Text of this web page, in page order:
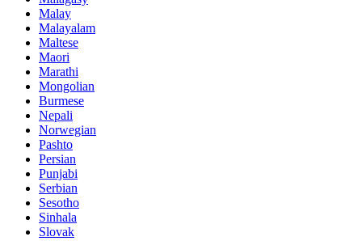
Malay
Malayalam
Maltese
Maori
Marathi
Mongolian
Burmese
Nepali
Norwegian
Pashto
Persian
Punjabi
Serbian
Sesotho
Sinhala
Slovak